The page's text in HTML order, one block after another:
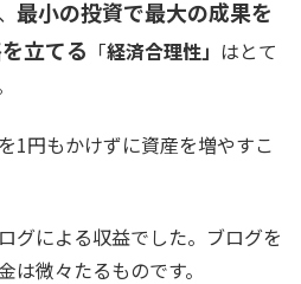
最小の投資で最大の成果を
立てる 「経済合理性」 はとて
1円もかけずに資産を増やすこ
グによる収益でした。ブログを
微々たるものです。